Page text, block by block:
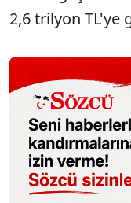
2,6 trilyon TL'ye